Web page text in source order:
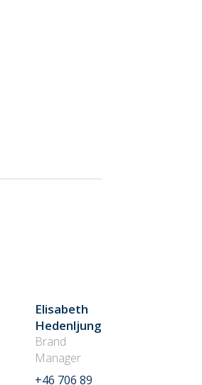
Elisabeth
Hedenljung
Brand
Manager
+46 706 89